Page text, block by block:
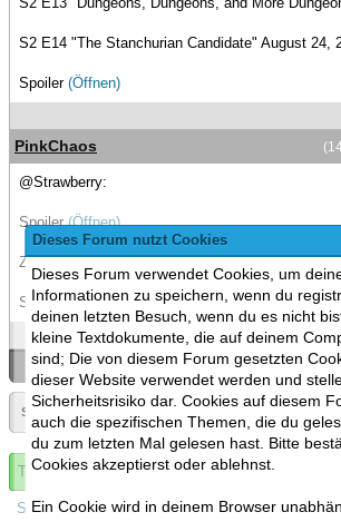
Dieses Forum nutzt Cookies
Dieses Forum verwendet Cookies, um
Informationen zu speichern, wenn du
deinen letzten Besuch, wenn du es nicht
kleine Textdokumente, die auf deinem
sind; Die von diesem Forum gesetzten
dieser Website verwendet werden und
Sicherheitsrisiko dar. Cookies auf diesem
auch die spezifischen Themen, die du
du zum letzten Mal gelesen hast. Bitte
Cookies akzeptierst oder ablehnst.
Ein Cookie wird in deinem Browser
S2 E14 "The Stanchurian Candidate" August 24,
Spoiler (Öffnen)
PinkChaos
@Strawberry:
Spoiler(Öffnen)
Zur Folge an sich:
Spoiler(Öffnen)
«Ein Thema zurück|Ein Thema
Seite:
Thema abonnieren
Spoilers